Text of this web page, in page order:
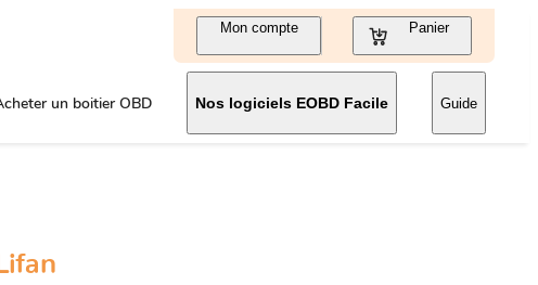
Mon compte Panier
un boitier OBD Nos logiciels EOBD Facile Guide